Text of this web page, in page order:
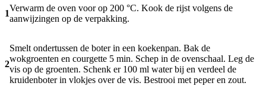
1
Verwarm de oven voor op 200 °C. Kook de rijst volgens de
aanwijzingen op de verpakking.
2
Smelt ondertussen de boter in een koekenpan. Bak de
wokgroenten en courgette 5 min. Schep in de ovenschaal. Leg de
vis op de groenten. Schenk er 100 ml water bij en verdeel de
kruidenboter in vlokjes over de vis. Bestrooi met peper en zout.